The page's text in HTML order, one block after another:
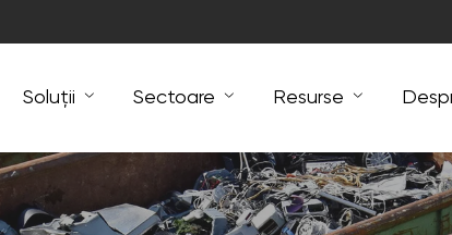
Soluții Sectoare Resurse